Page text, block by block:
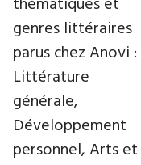
genres littéraires
parus chez Anovi :
Littérature
générale,
Développement
personnel, Arts et